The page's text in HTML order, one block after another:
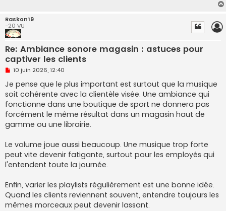
Raskon19
-20 VU
Re: Ambiance sonore magasin : astuces pour
captiver les clients
M
s
s
a
g
e
n
o
n
u
10 juin 2026, 12:40
Je pense que le plus important est surtout que la musique
soit cohérente avec la clientèle visée. Une ambiance qui
fonctionne dans une boutique de sport ne donnera pas
forcément le même résultat dans un magasin haut de
gamme ou une librairie.
Le volume joue aussi beaucoup. Une musique trop forte
peut vite devenir fatigante, surtout pour les employés qui
l'entendent toute la journée.
Enfin, varier les playlists régulièrement est une bonne idée.
Quand les clients reviennent souvent, entendre toujours les
mêmes morceaux peut devenir lassant.